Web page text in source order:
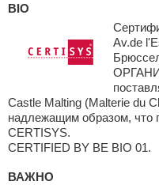
BIO
Av.de
Castle Malting (Malterie du
надлежащим образом, что
CERTISYS.
CERTIFIED BY BE BIO 01.
ВАЖНО